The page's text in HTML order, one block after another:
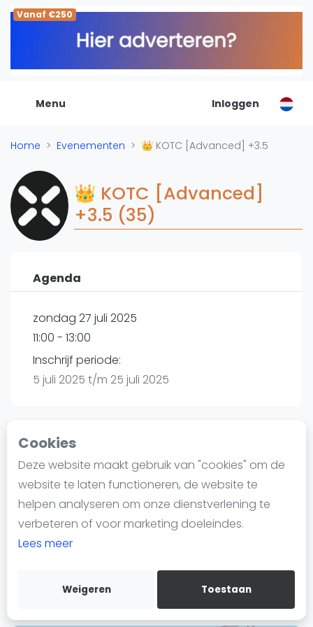
Cookies
Deze website maakt gebruik van "cookies" om de
website te laten functioneren, de website te
helpen analyseren om onze dienstverlening te
verbeteren of voor marketing doeleindes.
Lees meer
Weigeren Toestaan
Vanaf €250
Menu
De Padel Gids
Alle padel locaties
Padelwinkels
Organisatie
Banenbouwers
Overige categorien
Reserveringssystemen
Padelscholen
Toevoegen data
Padel
Nieuws
Blog artikelen
Vragen over padel
Padelgear
Informatie
Over ons
Contact
Adverteren
Insights
WhatsApp
Join WhatsApp Community
Inloggen
Home Evenementen 👑 KOTC [Advanced] +3.5
👑 KOTC [Advanced]
+3.5 (35)
Agenda
zondag 27 juli 2025
11:00 - 13:00
Inschrijf periode:
5 juli 2025 t/m 25 juli 2025
Playtomic
XNRGY | Amsterdam
De Flinesstraat 10
1114 ALAmsterdam
Routebeschrijving